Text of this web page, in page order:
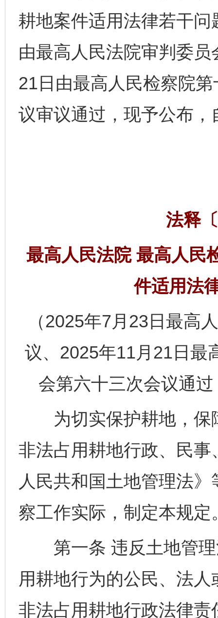
耕地案件适用法律若干
由最高人民法院审判委
21日由最高人民检察院
议审议通过，现予公布
法释
最高人民法院 最高人民
件适用法
（2025年7月23日最高
议、2025年11月21日最
会第六十三次会议通
为切实保护耕地，保
非法占用耕地行政、民
人民共和国土地管理法
察工作实际，制定本规定
第一条 违反土地管理
用耕地行为的公民、法
非法占用耕地行政法律责